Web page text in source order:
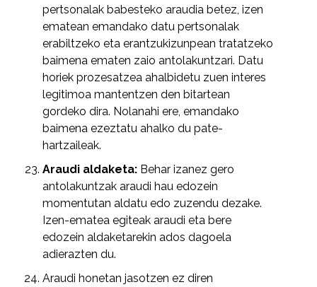
pertsonalak babesteko araudia betez, izen
ematean emandako datu pertsonalak
erabiltzeko eta erantzukizunpean tratatzeko
baimena ematen zaio antolakuntzari. Datu
horiek prozesatzea ahalbidetu zuen interes
legitimoa mantentzen den bitartean
gordeko dira. Nolanahi ere, emandako
baimena ezeztatu ahalko du pate-
hartzaileak.
Araudi aldaketa: Behar izanez gero
antolakuntzak araudi hau edozein
momentutan aldatu edo zuzendu dezake.
Izen-ematea egiteak araudi eta bere
edozein aldaketarekin ados dagoela
adierazten du.
Araudi honetan jasotzen ez diren